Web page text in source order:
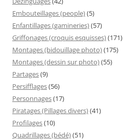
Embouteillages (people)(5)
Enfantillages (gamineries)(57)
Griffonages (croquis esquisses)(171)
Montages (bidouillage photo)(175)
Montages (dessin sur photo)(55)
Partages(9)
Persifflages(56)
Personnages(17)
Piratages (Pillages divers)(41)
Profilages(10)
Quadrillages (bédé)(51)